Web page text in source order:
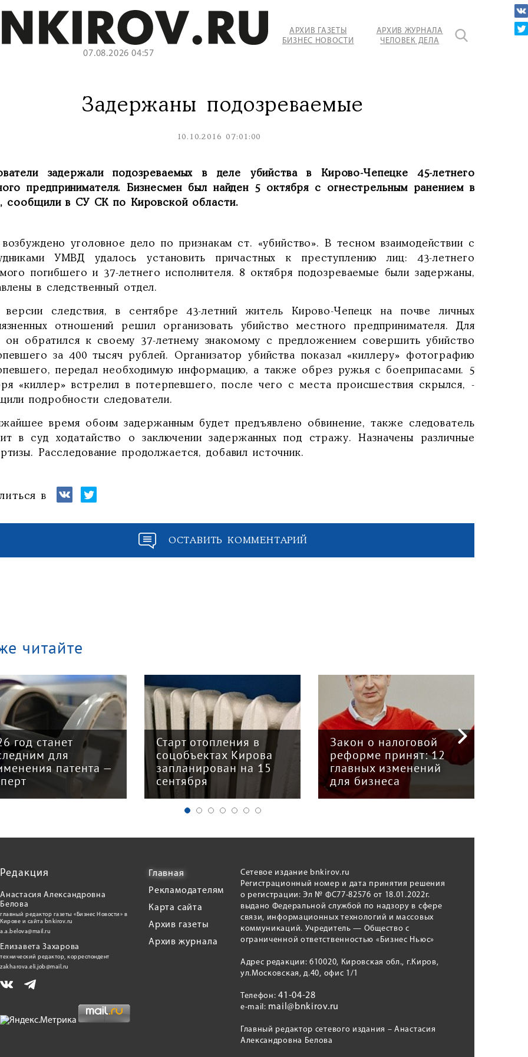
07.08.2026 04:57
АРХИВ ГАЗЕТЫ
БИЗНЕС НОВОСТИ
АРХИВ ЖУРНАЛА
ЧЕЛОВЕК ДЕЛА
Задержаны подозреваемые
10.10.2016 07:01:00
задержали подозреваемых в деле убийства в Кирово-Чепецке 45-летнего
предпринимателя. Бизнесмен был найден 5 октября с огнестрельным ранением в
сообщили в СУ СК по Кировской области.
уголовное дело по признакам ст. «убийство». В тесном взаимодействии с
УМВД удалось установить причастных к преступлению лиц: 43-летнего
погибшего и 37-летнего исполнителя. 8 октября подозреваемые были задержаны,
в следственный отдел.
следствия, в сентябре 43-летний житель Кирово-Чепецк на почве личных
отношений решил организовать убийство местного предпринимателя. Для
он обратился к своему 37-летнему знакомому с предложением совершить убийство
за 400 тысяч рублей. Организатор убийства показал «киллеру» фотографию
передал необходимую информацию, а также обрез ружья с боеприпасами. 5
«киллер» встрелил в потерпевшего, после чего с места происшествия скрылся, -
подробности следователи.
время обоим задержанным будет предъявлено обвинение, также следователь
в суд ходатайство о заключении задержанных под стражу. Назначены различные
Расследование продолжается, добавил источник.
в
ОСТАВИТЬ КОММЕНТАРИЙ
читайте
год станет
для
патента —
Старт отопления в
соцобъектах Кирова
запланирован на 15
сентября
Закон о налоговой
реформе принят: 12
главных изменений
для бизнеса
Редакция
Анастасия Александровна
Белова
главный редактор газеты «Бизнес Новости» в
Кирове и сайта bnkirov.ru
a.a.belova@mail.ru
Елизавета Захарова
технический редактор, корреспондент
zakharova.eli.job@mail.ru
Главная
Рекламодателям
Карта сайта
Архив газеты
Архив журнала
Сетевое издание bnkirov.ru
Регистрационный номер и дата принятия решения
о регистрации: Эл № ФС77-82576 от 18.01.2022г.
выдано Федеральной службой по надзору в сфере
связи, информационных технологий и массовых
коммуникаций. Учредитель — Общество с
ограниченной ответственностью «Бизнес Ньюс»
Адрес редакции: 610020, Кировская обл., г.Киров,
ул.Московская, д.40, офис 1/1
Телефон:41-04-28
e-mail: mail@bnkirov.ru
Главный редактор сетевого издания – Анастасия
Александровна Белова